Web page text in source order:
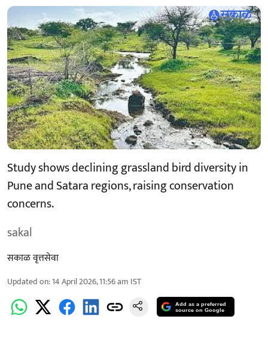
Study shows declining grassland bird diversity in
Pune and Satara regions, raising conservation
concerns.
sakal
सकाळ वृत्तसेवा
Updated on:14 April 2026, 11:56 am IST
Add as a preferred
source on Google